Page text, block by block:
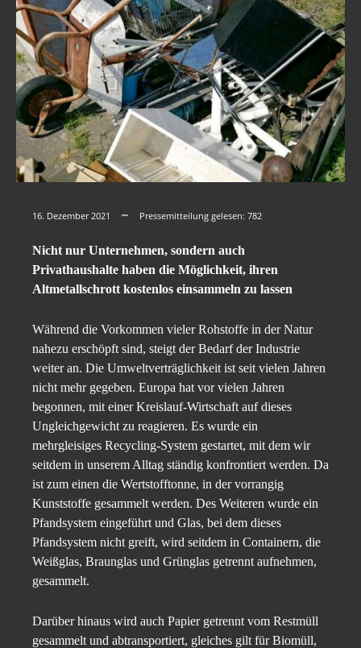
16. Dezember 2021 Pressemitteilung gelesen: 782
Nicht nur Unternehmen, sondern auch
Privathaushalte haben die Möglichkeit, ihren
Altmetallschrott kostenlos einsammeln zu lassen
Während die Vorkommen vieler Rohstoffe in der Natur
nahezu erschöpft sind, steigt der Bedarf der Industrie
weiter an. Die Umweltverträglichkeit ist seit vielen Jahren
nicht mehr gegeben. Europa hat vor vielen Jahren
begonnen, mit einer Kreislauf-Wirtschaft auf dieses
Ungleichgewicht zu reagieren. Es wurde ein
mehrgleisiges Recycling-System gestartet, mit dem wir
seitdem in unserem Alltag ständig konfrontiert werden. Da
ist zum einen die Wertstofftonne, in der vorrangig
Kunststoffe gesammelt werden. Des Weiteren wurde ein
Pfandsystem eingeführt und Glas, bei dem dieses
Pfandsystem nicht greift, wird seitdem in Containern, die
Weißglas, Braunglas und Grünglas getrennt aufnehmen,
gesammelt.
Darüber hinaus wird auch Papier getrennt vom Restmüll
gesammelt und abtransportiert, gleiches gilt für Biomüll,